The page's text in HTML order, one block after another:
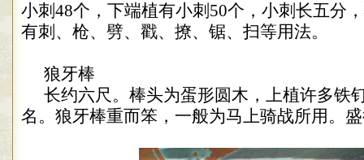
小刺48个，下端植有小刺 50个，小刺长五分
有刺、枪、劈、戳、撩、锯、扫等用法。
狼牙棒
长约六尺。棒头为蛋形圆木，上植许多铁
名。狼牙棒重而笨，一般为马上骑战所用。